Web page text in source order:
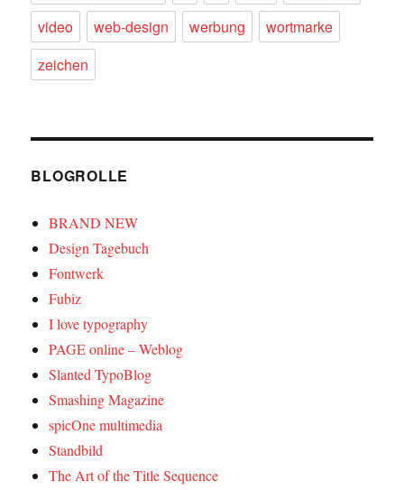
video
web-design werbung
wortmarke
zeichen
BLOGROLLE
BRAND NEW
Design Tagebuch
Fontwerk
Fubiz
I love typography
PAGE online – Weblog
Slanted TypoBlog
Smashing Magazine
spicOne multimedia
Standbild
The Art of the Title Sequence